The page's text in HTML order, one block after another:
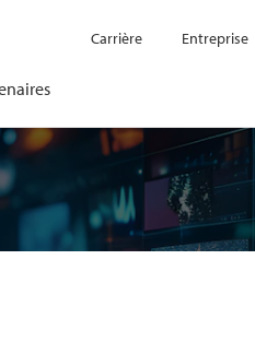
Carrière Entreprise